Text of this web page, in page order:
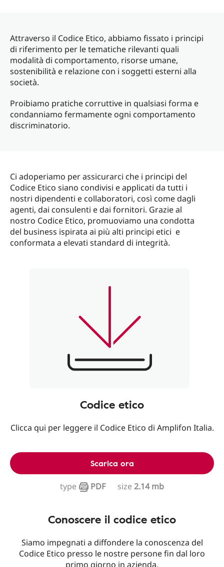
Attraverso il Codice Etico, abbiamo fissato i principi
di riferimento per le tematiche rilevanti quali
modalità di comportamento, risorse umane,
sostenibilità e relazione con i soggetti esterni alla
società.
Proibiamo pratiche corruttive in qualsiasi forma e
condanniamo fermamente ogni comportamento
discriminatorio.
Ci adoperiamo per assicurarci che i principi del
Codice Etico siano condivisi e applicati da tutti i
nostri dipendenti e collaboratori, così come dagli
agenti, dai consulenti e dai fornitori. Grazie al
nostro Codice Etico, promuoviamo una condotta
del business ispirata ai più alti principi etici e
conformata a elevati standard di integrità.
Codice etico
Clicca qui per leggere il Codice Etico di Amplifon Italia.
Scarica ora
type PDF size 2.14 mb
Conoscere il codice etico
Siamo impegnati a diffondere la conoscenza del
Codice Etico presso le nostre persone fin dal loro
primo giorno in azienda.